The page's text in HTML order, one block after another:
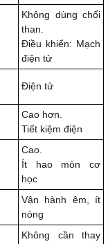
Không dùng chổi
than.
Điều khiển: Mạch
điện tử
Điện tử
Cao hơn.
Tiết kiệm điện
Cao.
Ít hao mòn cơ
học
Vận hành êm, ít
nóng
Không cần thay